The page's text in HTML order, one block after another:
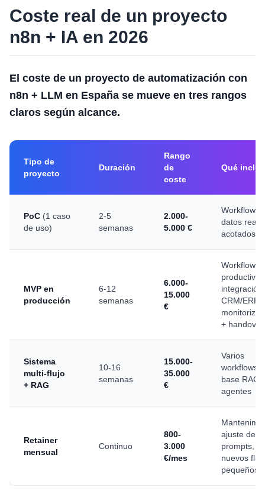
Coste real de un proyecto
n8n + IA en 2026
El coste de un proyecto de automatización con
n8n + LLM en España se mueve en tres rangos
claros según alcance.
Tipo de
proyecto
Duración
Rango
de
coste
Qué
PoC (1 caso
de uso)
2-5
semanas
2.000-
5.000 €
Workflow
datos
acotados
MVP en
producción
6-12
semanas
6.000-
15.000
€
Workflow
productivo
integración
CRM/ERP
+ handover
Sistema
multi-flujo
+ RAG
10-16
semanas
15.000-
35.000
€
Varios
workflows +
base RAG
agentes
Retainer
mensual
Continuo
800-
3.000
€/mes
ajuste de
prompts,
nuevos
pequeños